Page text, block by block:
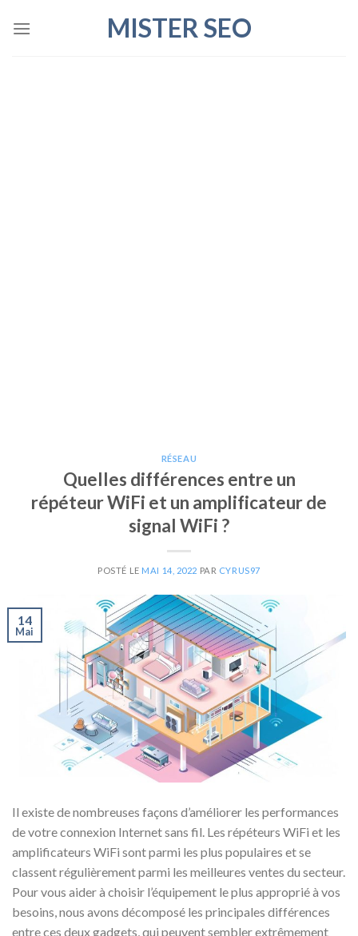
MISTER SEO
RÉSEAU
Quelles différences entre un
répéteur WiFi et un amplificateur de
signal WiFi ?
POSTÉ LE MAI 14, 2022 PAR CYRUS97
14
Mai
Il existe de nombreuses façons d’améliorer les performances
de votre connexion Internet sans fil. Les répéteurs WiFi et les
amplificateurs WiFi sont parmi les plus populaires et se
classent régulièrement parmi les meilleures ventes du secteur.
Pour vous aider à choisir l’équipement le plus approprié à vos
besoins, nous avons décomposé les principales différences
entre ces deux gadgets, qui peuvent sembler extrêmement